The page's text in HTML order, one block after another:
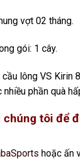
vợt 02 tháng.
gói: 1 cây.
cầu lông VS Kirin
phần quà
chúng tôi để
hoặc ấn